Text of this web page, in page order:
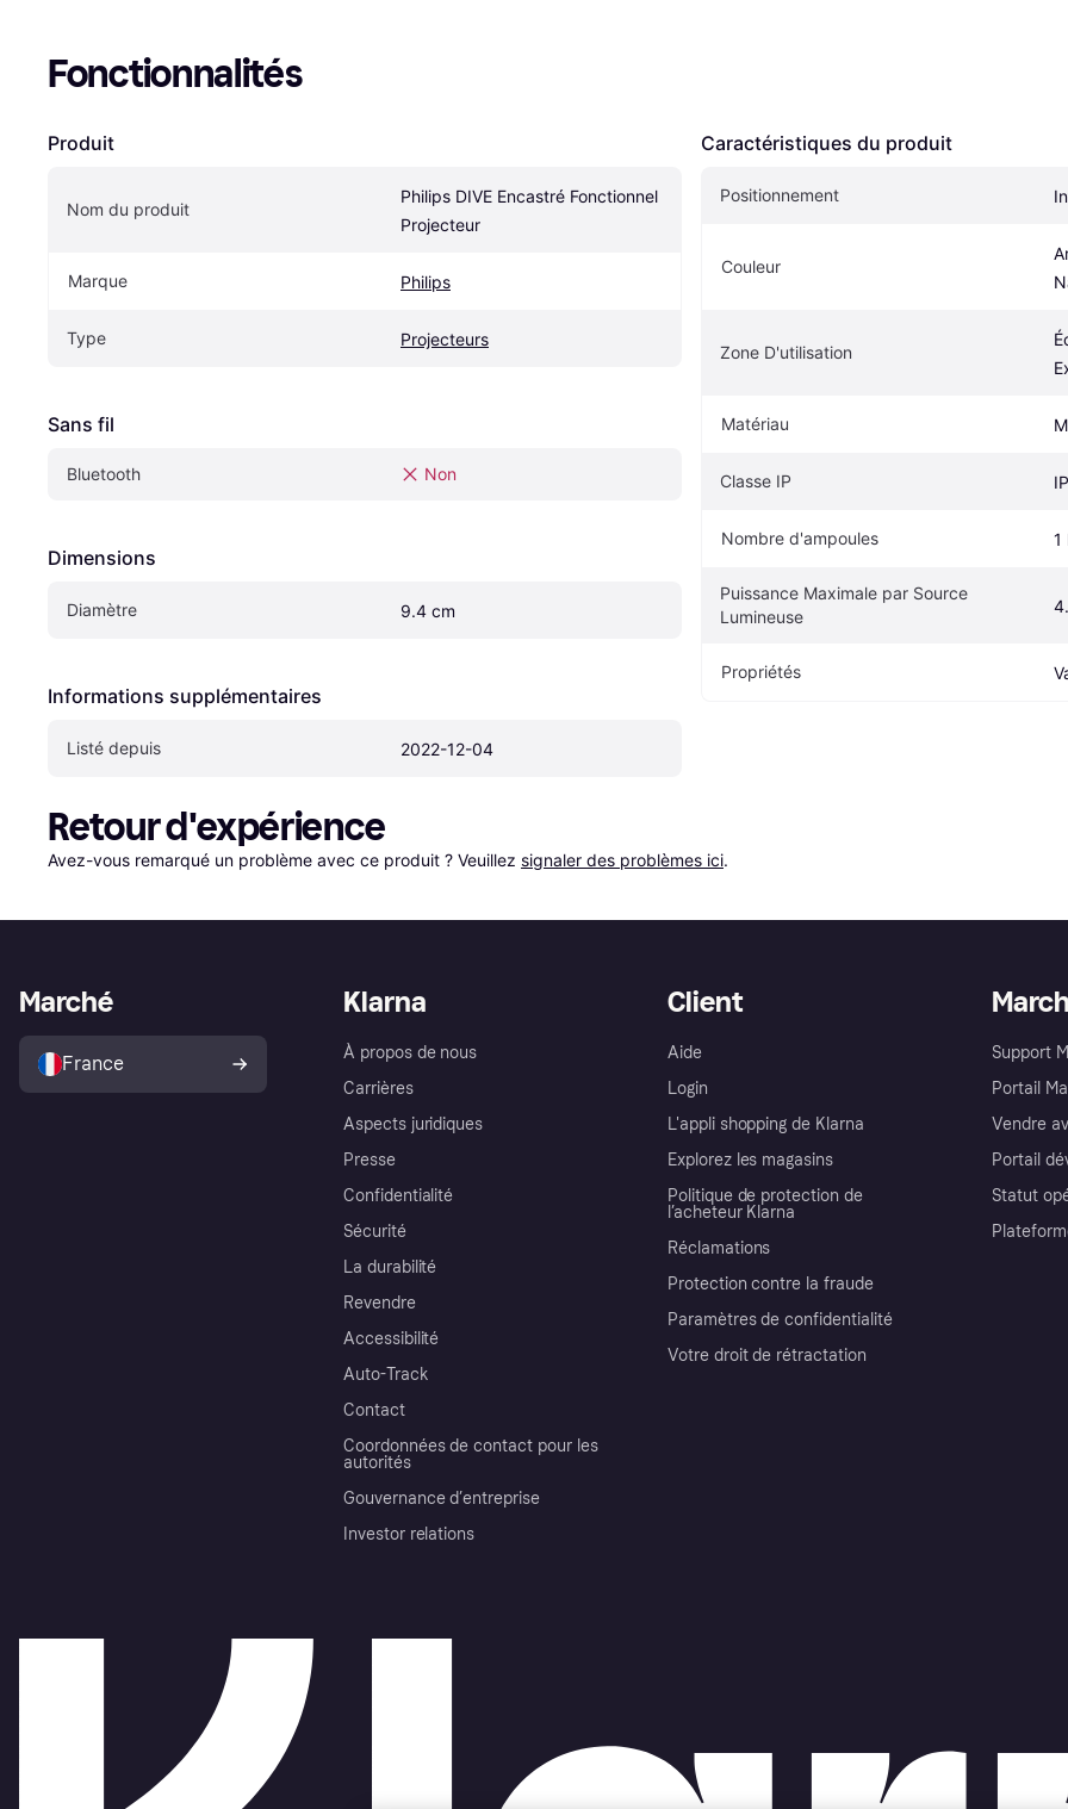
Fonctionnalités
Produit
Nom du produit
Philips DIVE Encastré Fonctionnel
Projecteur
Marque Philips
Type Projecteurs
Sans fil
Bluetooth Non
Dimensions
Diamètre 9.4 cm
Informations supplémentaires
Listé depuis 2022-12-04
Caractéristiques du produit
Positionnement
Couleur
Zone D'utilisation
Matériau
Classe IP
Nombre d'ampoules 1
Puissance Maximale par Source
Lumineuse
Propriétés
Retour d'expérience
Avez-vous remarqué un problème avec ce produit ? Veuillez signaler des problèmes ici.
Klarna
À propos de nous
Carrières
Aspects juridiques
Presse
Confidentialité
Sécurité
La durabilité
Revendre
Accessibilité
Auto-Track
Contact
Coordonnées de contact pour les
autorités
Gouvernance d’entreprise
Investor relations
Client
Aide
Login
L'appli shopping de Klarna
Explorez les magasins
Politique de protection de
l’acheteur Klarna
Réclamations
Protection contre la fraude
Paramètres de confidentialité
Votre droit de rétractation
Support
Portail
Vendre
Portail
Statut
Marché
France